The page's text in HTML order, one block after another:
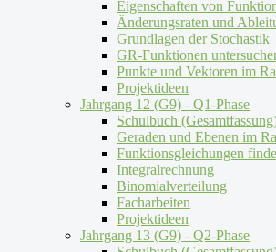
Eigenschaften von
Änderungsraten und
Grundlagen der Stochastik
GR-Funktionen
Punkte und Vektoren im
Projektideen
Jahrgang 12 (G9) - Q1-Phase
Schulbuch
Geraden und Ebenen im
Funktionsgleichungen
Integralrechnung
Binomialverteilung
Facharbeiten
Projektideen
Jahrgang 13 (G9) - Q2-Phase